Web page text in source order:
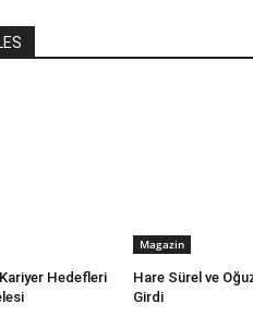
Hedefleri
Magazin
Hare Sürel ve
Girdi